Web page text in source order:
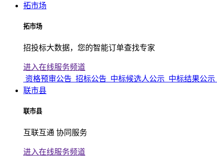
拓市场
拓市场
招投标大数据，您的智能订单查找专家
进入在线服务频道
资格预审公告 招标公告 中标候选人公示 中标结果公示
联市县
联市县
互联互通 协同服务
进入在线服务频道